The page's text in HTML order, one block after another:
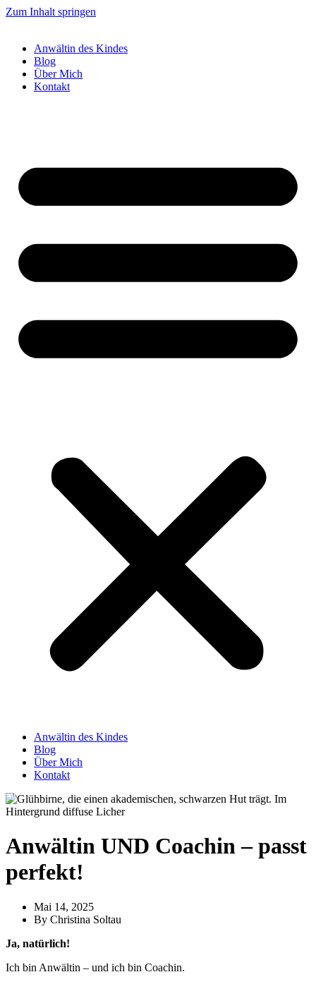
Zum Inhalt springen
Anwältin des Kindes
Blog
Über Mich
Kontakt
Anwältin des Kindes
Blog
Über Mich
Kontakt
Anwältin UND Coachin – passt
perfekt!
Mai 14, 2025
By Christina Soltau
Ja, natürlich!
Ich bin Anwältin – und ich bin Coachin.